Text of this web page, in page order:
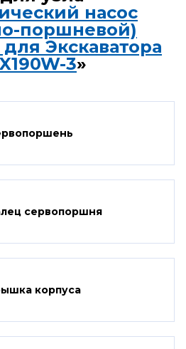
насос
поршневой)
Экскаватора
3»
сервопоршня
корпуса